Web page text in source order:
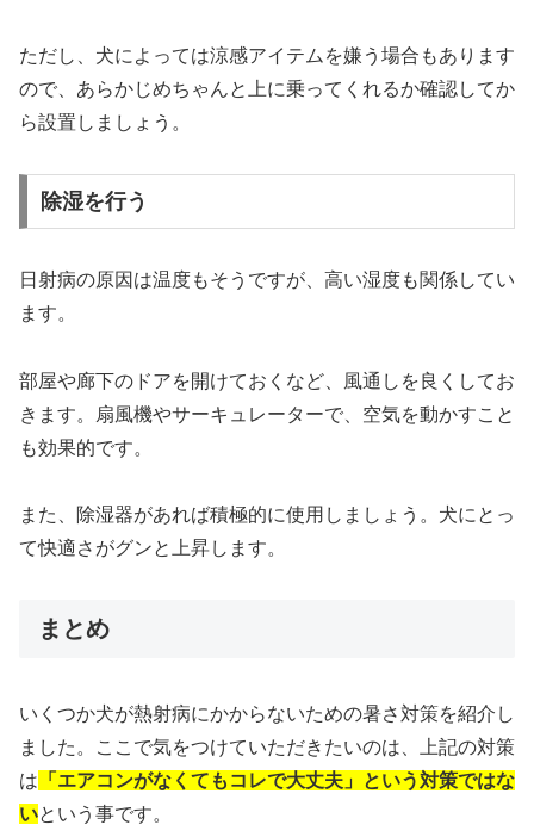
ただし、犬によっては涼感アイテムを嫌う場合もあります
ので、あらかじめちゃんと上に乗ってくれるか確認してか
ら設置しましょう。
除湿を行う
日射病の原因は温度もそうですが、高い湿度も関係してい
ます。
部屋や廊下のドアを開けておくなど、風通しを良くしてお
きます。扇風機やサーキュレーターで、空気を動かすこと
も効果的です。
また、除湿器があれば積極的に使用しましょう。犬にとっ
て快適さがグンと上昇します。
まとめ
いくつか犬が熱射病にかからないための暑さ対策を紹介し
ました。ここで気をつけていただきたいのは、上記の対策
は 「エアコンがなくてもコレで大丈夫」という対策ではな
いという事です。